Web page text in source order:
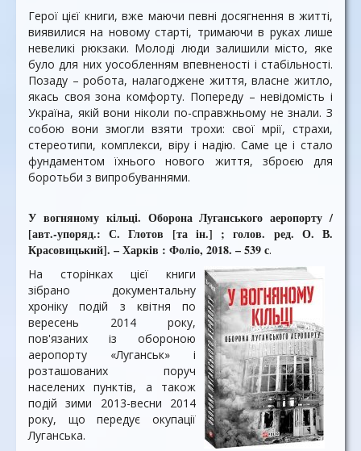
Герої цієї книги, вже маючи певні досягнення в житті,
виявилися на новому старті, тримаючи в руках лише
невеликі рюкзаки. Молоді люди залишили місто, яке
було для них уособленням впевненості і стабільності.
Позаду – робота, налагоджене життя, власне житло,
якась своя зона комфорту. Попереду – невідомість і
Україна, якій вони ніколи по-справжньому не знали. З
собою вони змогли взяти трохи: свої мрії, страхи,
стереотипи, комплекси, віру і надію. Саме це і стало
фундаментом їхнього нового життя, зброєю для
боротьби з випробуваннями.
У вогняному кільці. Оборона Луганського аеропорту /
[авт.-упоряд.: С. Глотов [та ін.] ; голов. ред. О. В.
Красовицький]. – Харків : Фоліо, 2018. – 539 с.
На сторінках цієї книги
зібрано документальну
хроніку подій з квітня по
вересень 2014 року,
пов'язаних із обороною
аеропорту «Луганськ» і
розташованих поруч
населених пунктів, а також
подій зими 2013-весни 2014
року, що передує окупації
Луганська.